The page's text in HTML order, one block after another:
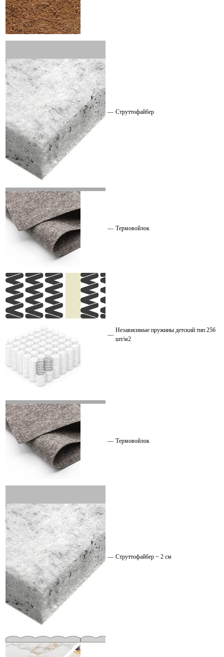
— Струттофайбер
— Термовойлок
—
Независимые пружины детский тип 256
шт/м2
— Термовойлок
— Струттофайбер ~ 2 см